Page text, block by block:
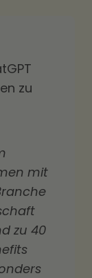
zu
mit
zu 40